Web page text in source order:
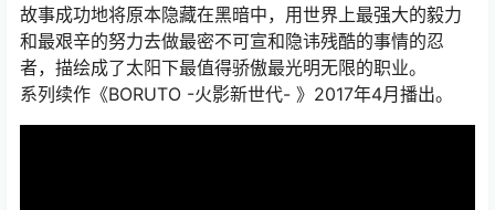
故事成功地将原本隐藏在黑暗中，用世界上最强大的毅力
和最艰辛的努力去做最密不可宣和隐讳残酷的事情的忍
者，描绘成了太阳下最值得骄傲最光明无限的职业。
系列续作《BORUTO -火影新世代- 》2017年4月播出。